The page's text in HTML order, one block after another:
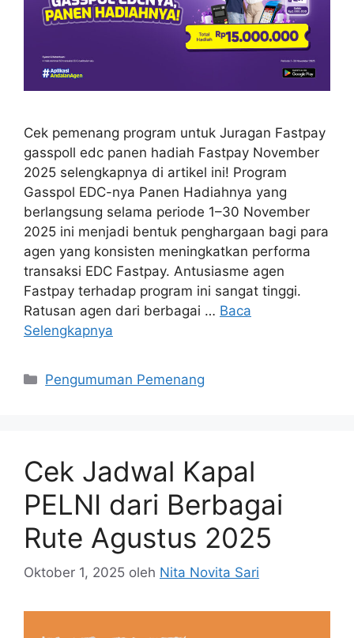
Cek pemenang program untuk Juragan Fastpay
gasspoll edc panen hadiah Fastpay November
2025 selengkapnya di artikel ini! Program
Gasspol EDC-nya Panen Hadiahnya yang
berlangsung selama periode 1–30 November
2025 ini menjadi bentuk penghargaan bagi para
agen yang konsisten meningkatkan performa
transaksi EDC Fastpay. Antusiasme agen
Fastpay terhadap program ini sangat tinggi.
Ratusan agen dari berbagai … Baca
Selengkapnya
Pengumuman Pemenang
Cek Jadwal Kapal
PELNI dari Berbagai
Rute Agustus 2025
Oktober 1, 2025 oleh Nita Novita Sari